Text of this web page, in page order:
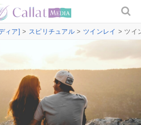
ィア] > スピリチュアル > ツインレイ > ツイ